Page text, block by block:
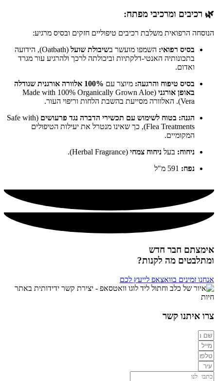
🌿 רכיבים ומרכיבי מפתח:
הנוסחה הרפואית משלבת רכיבים טיפוליים חזקים ובסיס מרגיע:
בסיס רפואי: השמפו מועשר בשיבולת שועל
(Oatbath), הידועה
בתכונותיה האנטי-דלקתיות וביכולתה לרכך ולהרגיע עור מגרד
ואדום.
בסיס טיפוח והרגעה: מיוצר עם
100% אלוורה אורגנית שגודלה
באופן אורגני (Made with 100% Organically Grown Aloe
Vera). האלוורה מסייעת בהשבת הלחות וריפוי העור.
הגנה: בטוח לשימוש עם תכשירי הדברה נגד פרעושים
(Safe with
Flea Treatments), כך שאינו מנטרל את יעילות הטיפולים
המקומיים.
ניחוח: בעל ניחוח צמחי (Herbal Fragrance).
נפח:
אימצתם חבר חדש
ומתלבטים מה לקנות?
אנחנו זמינים בוואצאפ לייעץ לכם
צרו איתנו קשר